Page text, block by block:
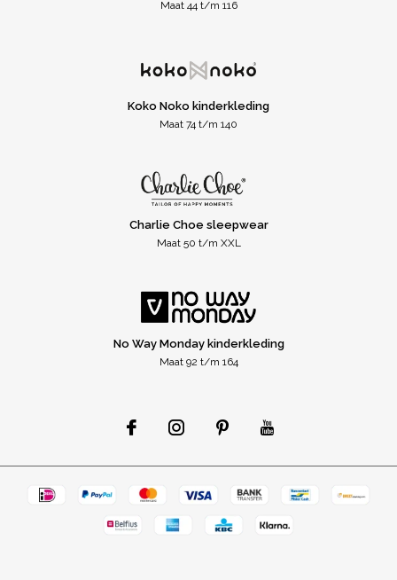
Maat 44 t/m 116
Koko Noko kinderkleding
Maat 74 t/m 140
Charlie Choe sleepwear
Maat 50 t/m XXL
No Way Monday kinderkleding
Maat 92 t/m 164